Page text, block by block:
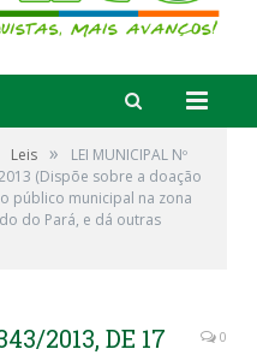
Leis »
LEI MUNICIPAL Nº
2013 (Dispõe sobre a doação
público municipal na zona
do Pará, e dá outras
2013, DE 17
0